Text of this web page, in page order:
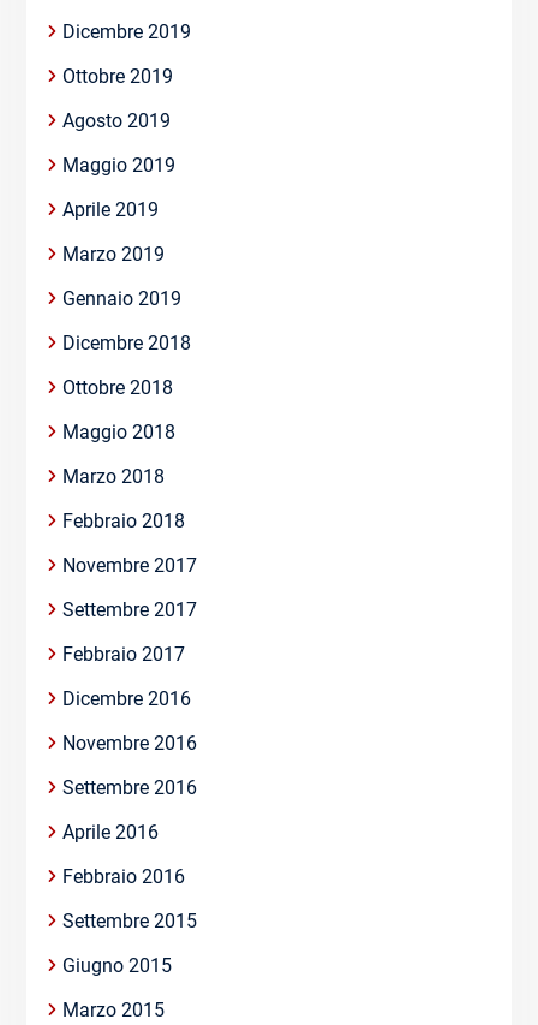
Dicembre 2019
Ottobre 2019
Agosto 2019
Maggio 2019
Aprile 2019
Marzo 2019
Gennaio 2019
Dicembre 2018
Ottobre 2018
Maggio 2018
Marzo 2018
Febbraio 2018
Novembre 2017
Settembre 2017
Febbraio 2017
Dicembre 2016
Novembre 2016
Settembre 2016
Aprile 2016
Febbraio 2016
Settembre 2015
Giugno 2015
Marzo 2015